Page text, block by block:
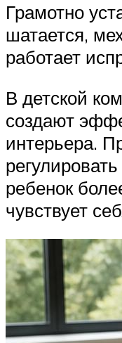
Грамотно
шатается,
работает
В детской
создают
интерьера.
ребенок
чувствует